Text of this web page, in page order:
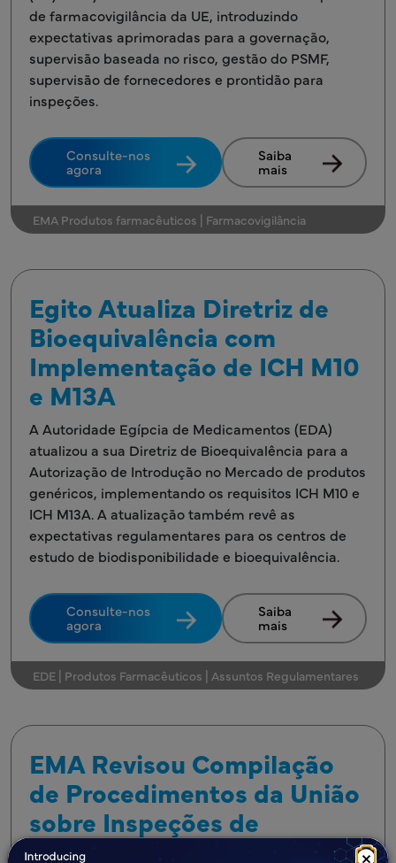
×
de farmacovigilância da UE, introduzindo
expectativas aprimoradas para a governação,
supervisão baseada no risco, gestão do PSMF,
supervisão de fornecedores e prontidão para
inspeções.
Consulte-nos
agora
Saiba
mais
EMA Produtos farmacêuticos | Farmacovigilância
Egito Atualiza Diretriz de
Bioequivalência com
Implementação de ICH M10
e M13A
A Autoridade Egípcia de Medicamentos (EDA)
atualizou a sua Diretriz de Bioequivalência para a
Autorização de Introdução no Mercado de produtos
genéricos, implementando os requisitos ICH M10 e
ICH M13A. A atualização também revê as
expectativas regulamentares para os centros de
estudo de biodisponibilidade e bioequivalência.
Consulte-nos
agora
Saiba
mais
EDE | Produtos Farmacêuticos | Assuntos Regulamentares
EMA Revisou Compilação
de Procedimentos da União
sobre Inspeções de
GMP/GDP — Atualizado em